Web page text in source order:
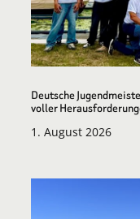
Deutsche
voller
1. August 2026